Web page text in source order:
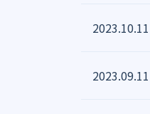
2023.10.11
2023.09.11